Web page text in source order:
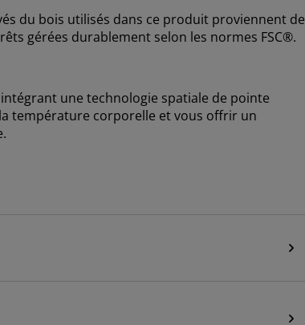
du bois utilisés dans ce produit proviennent de
gérées durablement selon les normes FSC®.
une technologie spatiale de pointe
température corporelle et vous offrir un